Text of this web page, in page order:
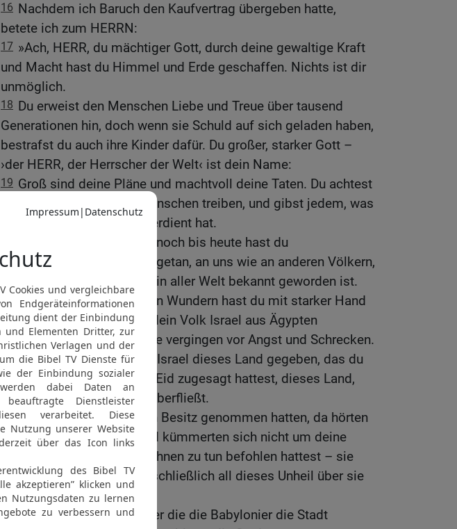
16 Nachdem ich Baruch den Kaufvertrag übergeben hatte,
betete ich zum HERRN:
17 »Ach, HERR, du mächtiger Gott, durch deine gewaltige Kraft
und Macht hast du Himmel und Erde geschaffen. Nichts ist dir
unmöglich.
18 Du erweist den Menschen Liebe und Treue über tausend
Generationen hin, doch wenn sie Schuld auf sich geladen haben,
bestrafst du auch ihre Kinder dafür. Du großer, starker Gott –
›der HERR, der Herrscher der Welt‹ ist dein Name:
19 Groß sind deine Pläne und machtvoll deine Taten. Du achtest
genau auf das, was die Menschen treiben, und gibst jedem, was
er aufgrund seiner Taten verdient hat.
Damals in Ägypten und noch bis heute hast du
staunenerregende Wunder getan, an uns wie an anderen Völkern,
sodass dein großer Name in aller Welt bekannt geworden ist.
21
Unter staunenerregenden Wundern hast du mit starker Hand
und ausgestrecktem Arm dein Volk Israel aus Ägypten
herausgeführt; deine Feinde vergingen vor Angst und Schrecken.
22 Du hast den Leuten von Israel dieses Land gegeben, das du
ihren Vorfahren mit einem Eid zugesagt hattest, dieses Land,
das von Milch und Honig überfließt.
23 Als sie aber das Land in Besitz genommen hatten, da hörten
sie nicht mehr auf dich und kümmerten sich nicht um deine
Weisungen. Alles, was du ihnen zu tun befohlen hattest – sie
taten es nicht. Da hast du schließlich all dieses Unheil über sie
hereinbrechen lassen.
24 Die Angriffsrampen, über die die Babylonier die Stadt